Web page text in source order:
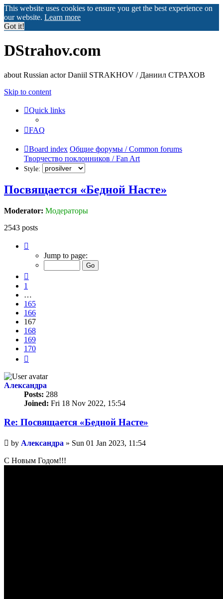
This website uses cookies to ensure you get the best experience on
our website. Learn more
Got it!
DStrahov.com
about Russian actor Daniil STRAKHOV / Даниил СТРАХОВ
Skip to content
Quick links
FAQ
Board index Общие форумы / Common forums
Творчество поклонников / Fan Art
Style:
Посвящается «Бедной Насте»
Moderator: Модераторы
2543 posts
167
Jump to page:
1
…
165
166
167
168
169
170
Александра
Posts: 288
Joined: Fri 18 Nov 2022, 15:54
Re: Посвящается «Бедной Насте»
Unread
post
by Александра » Sun 01 Jan 2023, 11:54
С Новым Годом!!!